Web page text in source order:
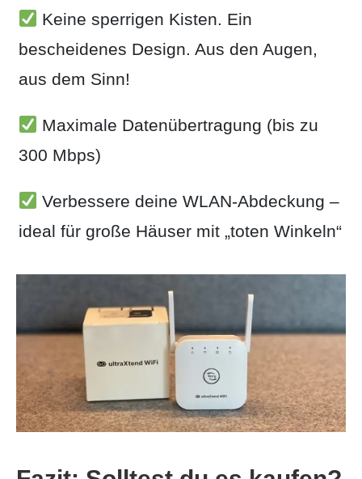
Keine sperrigen Kisten. Ein
bescheidenes Design. Aus den Augen,
aus dem Sinn!
Maximale Datenübertragung (bis zu
300 Mbps)
Verbessere deine WLAN-Abdeckung –
ideal für große Häuser mit „toten Winkeln“